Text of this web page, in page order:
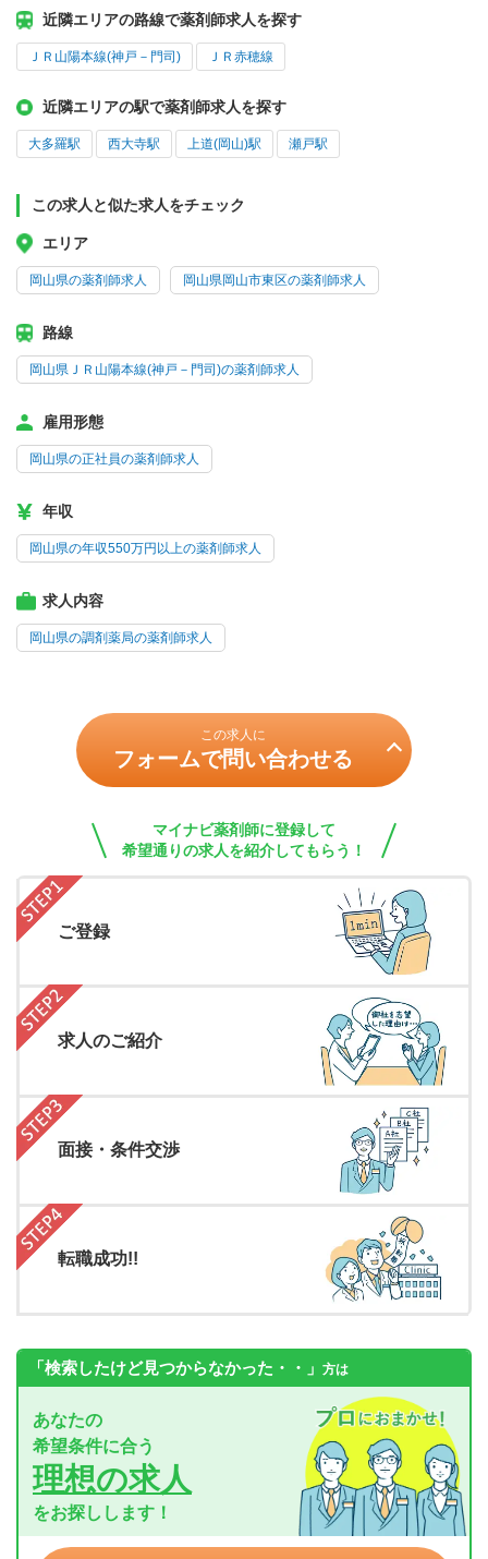
近隣エリアの路線で薬剤師求人を探す
ＪＲ山陽本線(神戸－門司) ＪＲ赤穂線
近隣エリアの駅で薬剤師求人を探す
大多羅駅 西大寺駅 上道(岡山)駅 瀬戸駅
この求人と似た求人をチェック
エリア
岡山県の薬剤師求人 岡山県岡山市東区の薬剤師求人
路線
岡山県ＪＲ山陽本線(神戸－門司)の薬剤師求人
雇用形態
岡山県の正社員の薬剤師求人
年収
岡山県の年収550万円以上の薬剤師求人
求人内容
岡山県の調剤薬局の薬剤師求人
この求人に
フォームで問い合わせる
マイナビ薬剤師に登録して
希望通りの求人を紹介してもらう！
ご登録
求人のご紹介
面接・条件交渉
転職成功!!
「検索したけど見つからなかった・・」 方は
あなたの
希望条件に合う
理想の求人
をお探しします！